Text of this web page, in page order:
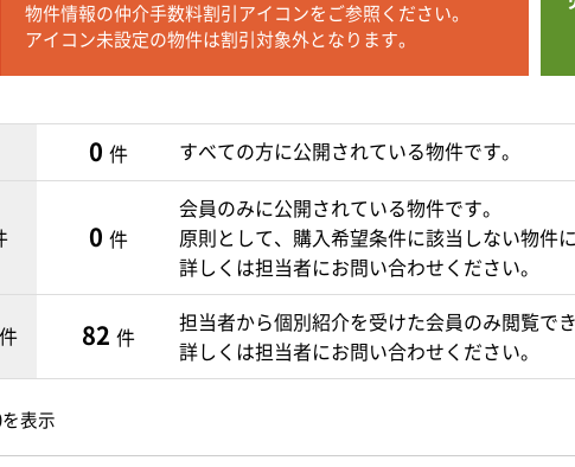
物件情報の仲介手数料割引アイコンをご参照ください。
アイコン未設定の物件は割引対象外となります。
0 件 すべての方に公開されている物件です。
0 件
会員のみに公開されている物件です。
原則として、購入希望条件に該当しない物件
詳しくは担当者にお問い合わせください。
82 件
担当者から個別紹介を受けた会員のみ閲覧で
詳しくは担当者にお問い合わせください。
表示